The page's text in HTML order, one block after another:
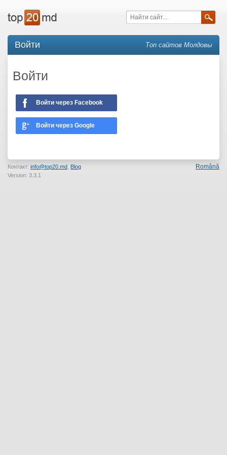
Войти Топ сайтов Молдовы
Войти
Войти через Facebook
Войти через Google
Контакт: info@top20.md Blog
Version: 3.3.1
Română